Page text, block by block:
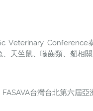
Veterinary Conference
天竺鼠、嚙齒類、貂相
FASAVA台灣台北第六屆